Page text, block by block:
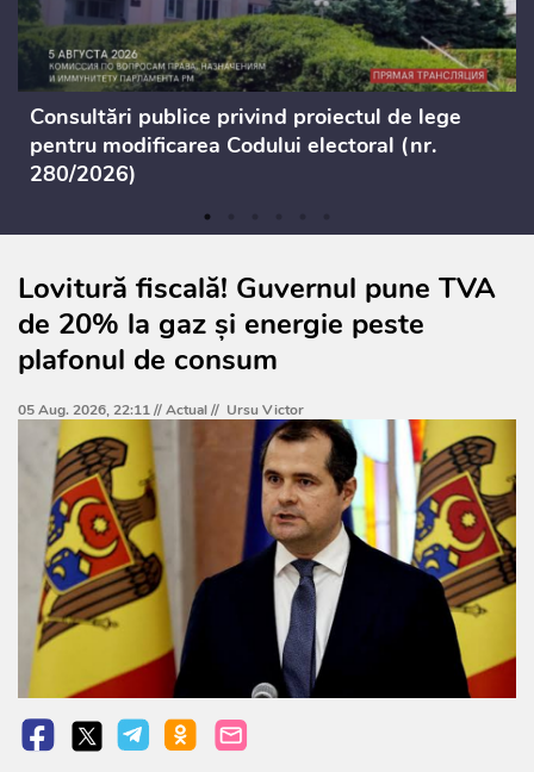
Consultări publice privind proiectul de lege
pentru modificarea Codului electoral (nr.
280/2026)
Lovitură fiscală! Guvernul pune TVA
de 20% la gaz și energie peste
plafonul de consum
05 Aug. 2026, 22:11 //Actual// Ursu Victor